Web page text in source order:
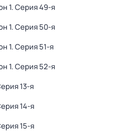
1. Серия 49-я
1. Серия 50-я
1. Серия 51-я
1. Серия 52-я
13-я
14-я
15-я